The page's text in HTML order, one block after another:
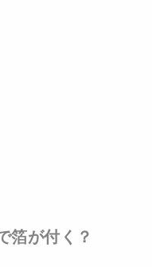
箔が付く？